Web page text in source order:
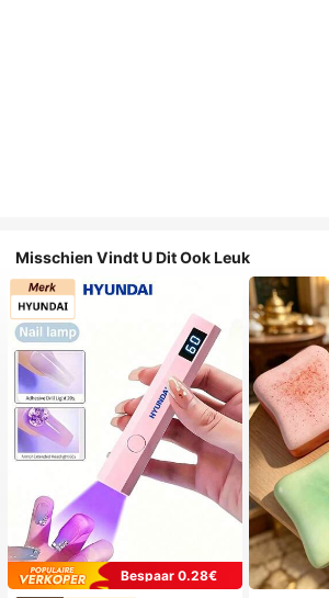
Misschien Vindt U Dit Ook Leuk
Bespaar 0.28€